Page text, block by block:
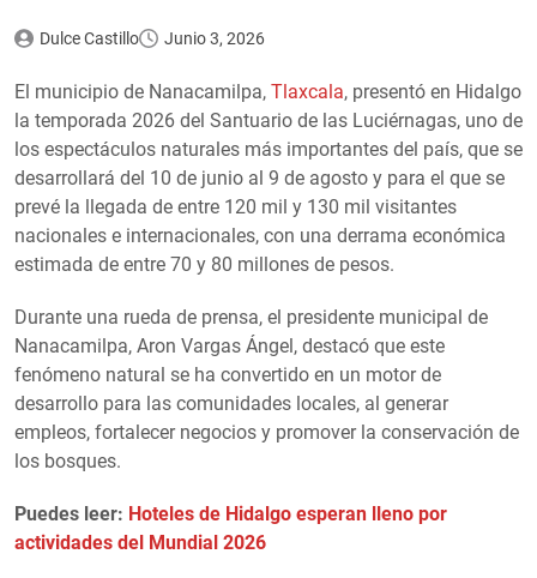
Dulce Castillo Junio 3, 2026
El municipio de Nanacamilpa, Tlaxcala, presentó en Hidalgo
la temporada 2026 del Santuario de las Luciérnagas, uno de
los espectáculos naturales más importantes del país, que se
desarrollará del 10 de junio al 9 de agosto y para el que se
prevé la llegada de entre 120 mil y 130 mil visitantes
nacionales e internacionales, con una derrama económica
estimada de entre 70 y 80 millones de pesos.
Durante una rueda de prensa, el presidente municipal de
Nanacamilpa, Aron Vargas Ángel, destacó que este
fenómeno natural se ha convertido en un motor de
desarrollo para las comunidades locales, al generar
empleos, fortalecer negocios y promover la conservación de
los bosques.
Puedes leer: Hoteles de Hidalgo esperan lleno por
actividades del Mundial 2026